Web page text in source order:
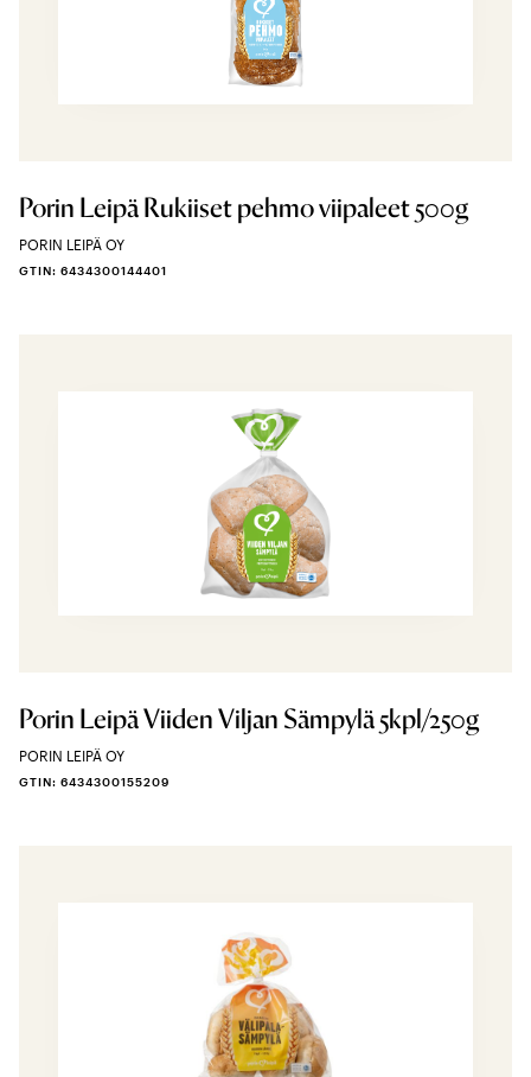
Porin Leipä Rukiiset pehmo viipaleet 500g
PORIN LEIPÄ OY
GTIN: 6434300144401
Porin Leipä Viiden Viljan Sämpylä 5kpl/250g
PORIN LEIPÄ OY
GTIN: 6434300155209